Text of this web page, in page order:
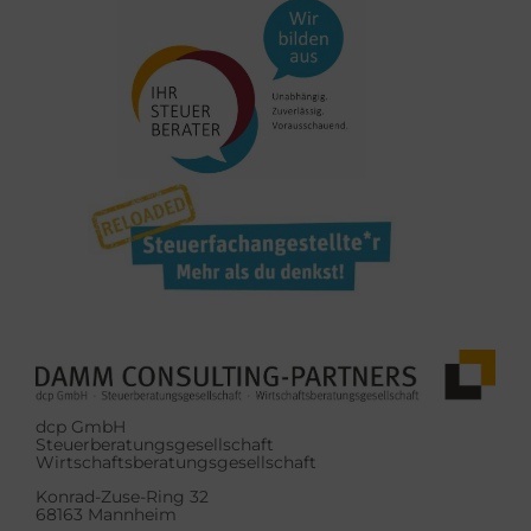
dcp GmbH
Steuerberatungsgesellschaft
Wirtschaftsberatungsgesellschaft
Konrad-Zuse-Ring 32
68163 Mannheim